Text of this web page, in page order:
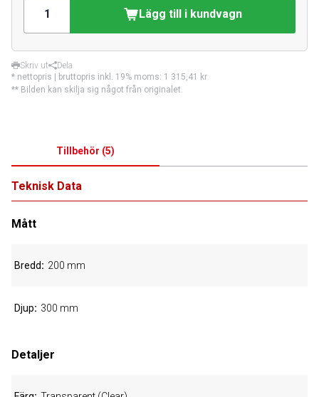
Lägg till i kundvagn
Skriv ut
Dela
* nettopris | bruttopris inkl. 19% moms: 1 315,41 kr
** Bilden kan skilja sig något från originalet.
Tillbehör (5)
Teknisk Data
Mått
Bredd 200 mm
Djup 300 mm
Detaljer